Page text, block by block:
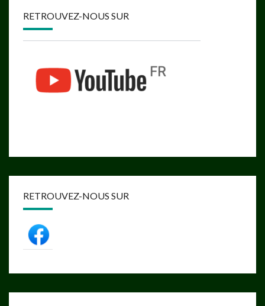
RETROUVEZ-NOUS SUR
RETROUVEZ-NOUS SUR